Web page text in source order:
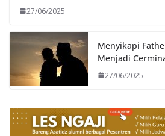
27/06/2025
Menyikapi
Menjadi
27/06/2025